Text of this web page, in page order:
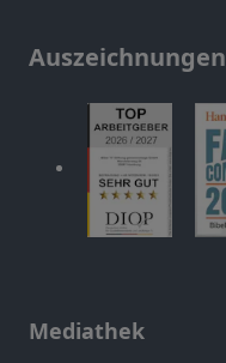
Auszeichnungen
Mediathek